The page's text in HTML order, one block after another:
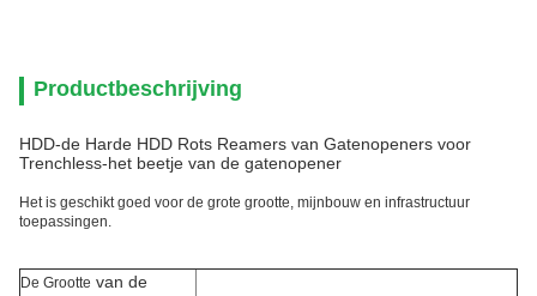
Productbeschrijving
HDD-de Harde HDD Rots Reamers van Gatenopeners voor
Trenchless-het beetje van de gatenopener
Het is geschikt goed voor de grote grootte, mijnbouw en infrastructuur
toepassingen.
De Grootte van de